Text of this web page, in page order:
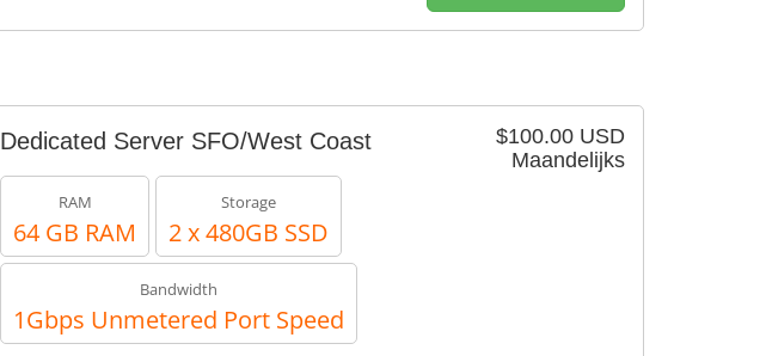
$100.00 USD
Maandelijks
Dedicated Server SFO/West Coast
RAM
64 GB RAM
Storage
2 x 480GB SSD
Bandwidth
1Gbps Unmetered Port Speed